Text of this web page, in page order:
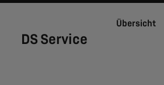
DS Service
Übersicht